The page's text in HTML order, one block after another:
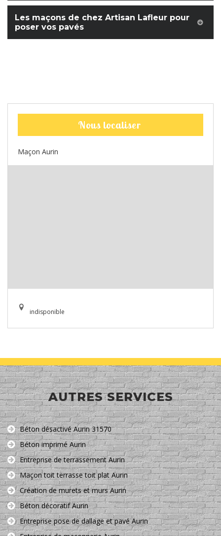
Les maçons de chez Artisan Lafleur pour
poser vos pavés
Nous localiser
Maçon Aurin
indisponible
AUTRES SERVICES
Béton désactivé Aurin 31570
Béton imprimé Aurin
Entreprise de terrassement Aurin
Maçon toit terrasse toit plat Aurin
Création de murets et murs Aurin
Béton décoratif Aurin
Entreprise pose de dallage et pavé Aurin